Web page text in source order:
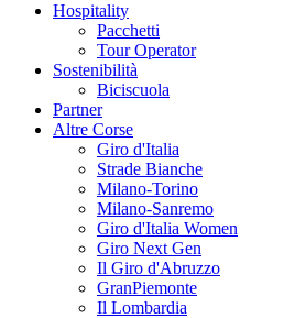
Hospitality
Pacchetti
Tour Operator
Sostenibilità
Biciscuola
Partner
Altre Corse
Giro d'Italia
Strade Bianche
Milano-Torino
Milano-Sanremo
Giro d'Italia Women
Giro Next Gen
Il Giro d'Abruzzo
GranPiemonte
Il Lombardia